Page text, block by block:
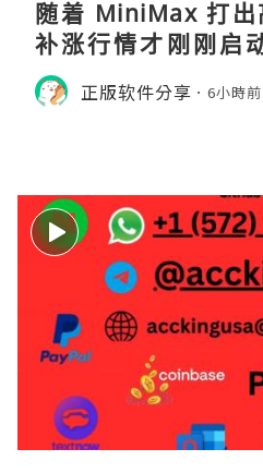
随着 MiniMax 打
补涨行情才刚刚启
即，基本面逻辑硬朗
顺势做多，在巨头
正版软件分享 6小時前